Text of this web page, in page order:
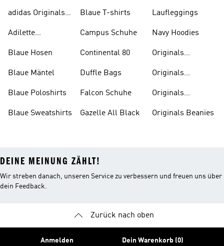
adidas Originals
Adilette
Blaue Hosen
Blaue Mäntel
Blaue Poloshirts
Blaue Sweatshirts
Blaue T-shirts
Campus Schuhe
Continental 80
Duffle Bags
Falcon Schuhe
Gazelle All Black
Laufleggings
Navy Hoodies
Originals
Originals
Originals
Oberteile
Originals Beanies
DEINE MEINUNG ZÄHLT!
Wir streben danach, unseren Service zu verbessern und freuen uns über
dein Feedback.
Zurück nach oben
Anmelden Dein Warenkorb (0)